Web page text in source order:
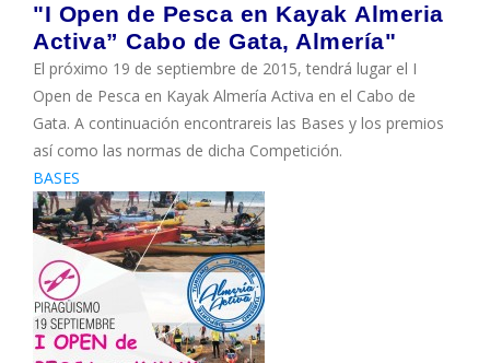
"I Open de Pesca en Kayak Almeria
Activa” Cabo de Gata, Almería"
El próximo 19 de septiembre de 2015, tendrá lugar el I
Open de Pesca en Kayak Almería Activa en el Cabo de
Gata. A continuación encontrareis las Bases y los premios
así como las normas de dicha Competición.
BASES